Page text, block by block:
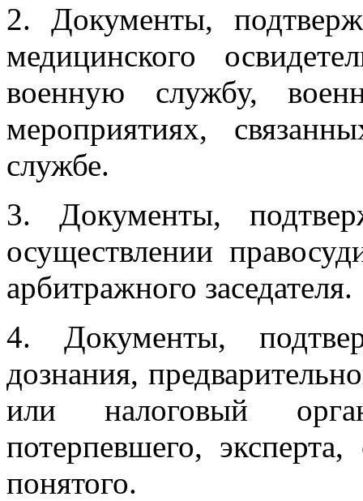
2. Документы,
медицинского
военную службу,
мероприятиях,
службе.
3. Документы,
осуществлении
арбитражного заседателя.
4. Документы,
дознания,
или налоговый
потерпевшего,
понятого.